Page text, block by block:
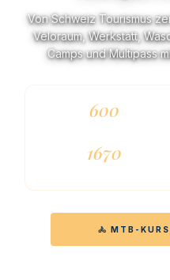
Von Schweiz Tourismus
Veloraum, Werkstatt,
Camps und Multipass
600
1670
🚴 MTB-